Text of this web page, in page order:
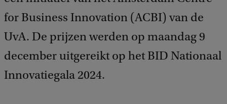
for Business Innovation (ACBI) van de
UvA. De prijzen werden op maandag 9
december uitgereikt op het BID Nationaal
Innovatiegala 2024.